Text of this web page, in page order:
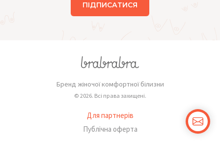
ПІДПИСАТИСЯ
Бренд жіночої комфортної білизни
© 2026. Всі права захищені.
Для партнерів
Публічна оферта